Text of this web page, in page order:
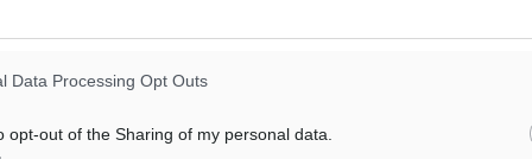
Data Processing Opt Outs
opt-out of the Sharing of my personal data.